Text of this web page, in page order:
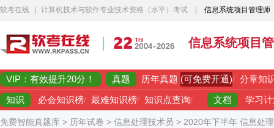
软考在线 计算机技术与软件专业技术资格（水平）考试 信息系统项目管理师
信息系统项目
VIP：有效提升20分！ 真题 历年真题 (可免费开通)/ 分章知
知识 必会知识榜/ 最难知识榜/ 知识点查询/ 文档 学习
免费智能真题库 > 历年试卷 > 信息处理技术员 > 2020年下半年 信息处